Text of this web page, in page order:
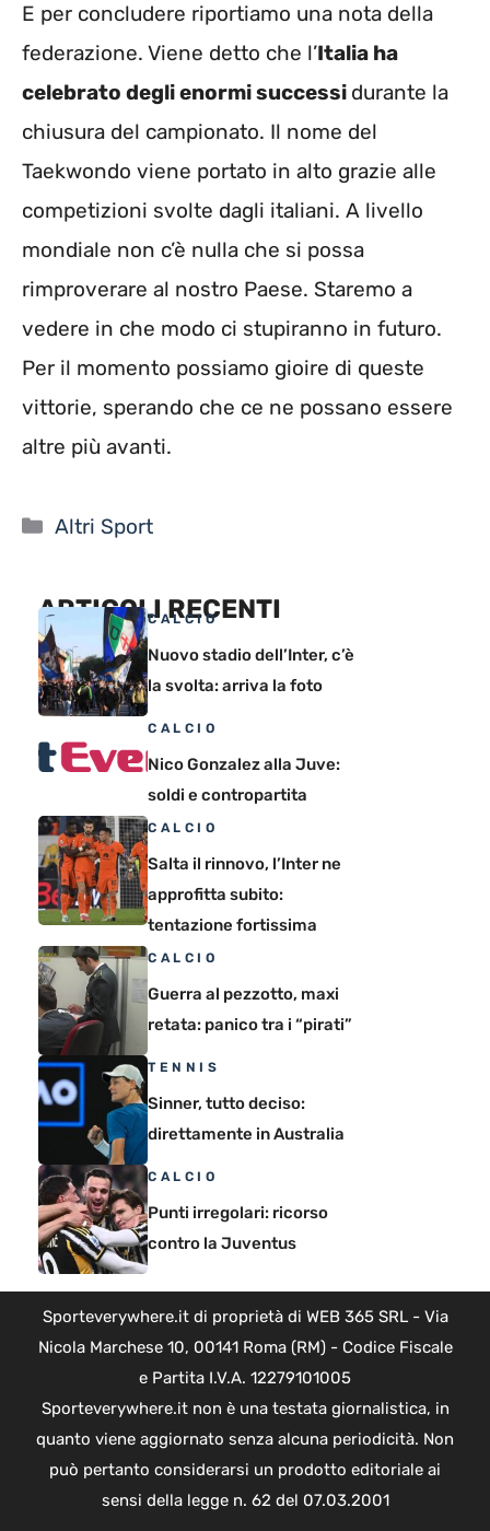
E per concludere riportiamo una nota della
federazione. Viene detto che l’Italia ha
celebrato degli enormi successi durante la
chiusura del campionato. Il nome del
Taekwondo viene portato in alto grazie alle
competizioni svolte dagli italiani. A livello
mondiale non c’è nulla che si possa
rimproverare al nostro Paese. Staremo a
vedere in che modo ci stupiranno in futuro.
Per il momento possiamo gioire di queste
vittorie, sperando che ce ne possano essere
altre più avanti.
Categorie
Altri Sport
ARTICOLI RECENTI
CALCIO
Nuovo stadio dell’Inter, c’è
la svolta: arriva la foto
CALCIO
Nico Gonzalez alla Juve:
soldi e contropartita
CALCIO
Salta il rinnovo, l’Inter ne
approfitta subito:
tentazione fortissima
CALCIO
Guerra al pezzotto, maxi
retata: panico tra i “pirati”
TENNIS
Sinner, tutto deciso:
direttamente in Australia
CALCIO
Punti irregolari: ricorso
contro la Juventus
Sporteverywhere.it di proprietà di WEB 365 SRL - Via
Nicola Marchese 10, 00141 Roma (RM) - Codice Fiscale
e Partita I.V.A. 12279101005
Sporteverywhere.it non è una testata giornalistica, in
quanto viene aggiornato senza alcuna periodicità. Non
può pertanto considerarsi un prodotto editoriale ai
sensi della legge n. 62 del 07.03.2001